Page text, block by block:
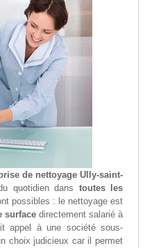
de nettoyage Ully-saint-
quotidien dans toutes les
possibles : le nettoyage est
surfacedirectement salarié à
appel à une société sous-
choix judicieux car il permet